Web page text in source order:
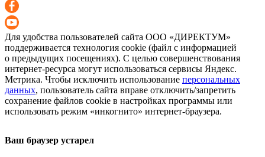
Для удобства пользователей сайта ООО «ДИРЕКТУМ»
поддерживается технология cookie (файл с информацией
о предыдущих посещениях). С целью совершенствования
интернет-ресурса могут использоваться сервисы Яндекс.
Метрика. Чтобы исключить использование персональных
данных, пользователь сайта вправе отключить/запретить
сохранение файлов cookie в настройках программы или
использовать режим «инкогнито» интернет-браузера.
Ваш браузер устарел